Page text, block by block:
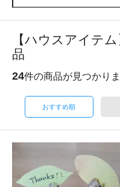
【ハウスアイテ
品
24件の商品が見つかり
おすすめ順